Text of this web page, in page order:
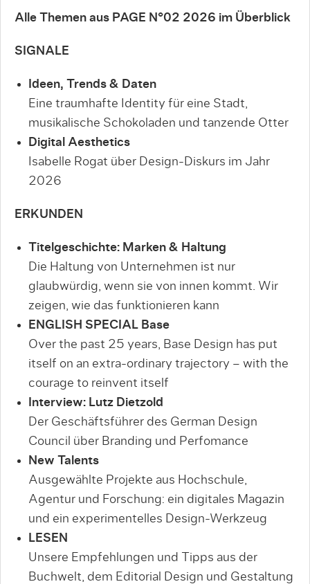
Alle Themen aus PAGE N°02 2026 im Überblick
SIGNALE
Ideen, Trends & Daten
Eine traumhafte Identity für eine Stadt,
musikalische Schokoladen und tanzende Otter
Digital Aesthetics
Isabelle Rogat über Design-Diskurs im Jahr
2026
ERKUNDEN
Titelgeschichte: Marken & Haltung
Die Haltung von Unternehmen ist nur
glaubwürdig, wenn sie von innen kommt. Wir
zeigen, wie das funktionieren kann
ENGLISH SPECIAL Base
Over the past 25 years, Base Design has put
itself on an extra-ordinary trajectory – with the
courage to reinvent itself
Interview: Lutz Dietzold
Der Geschäftsführer des German Design
Council über Branding und Perfomance
New Talents
Ausgewählte Projekte aus Hochschule,
Agentur und Forschung: ein digitales Magazin
und ein experimentelles Design-Werkzeug
LESEN
Unsere Empfehlungen und Tipps aus der
Buchwelt, dem Editorial Design und Gestaltung